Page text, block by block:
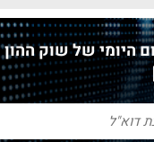
היומי של שוק